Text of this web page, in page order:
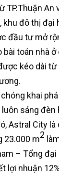
An
đô thị đại
đầu tư mở
toán nhà
kéo dài
khai
sáng
Astral City
23.000 m2
– Tổng
lợi nhuận